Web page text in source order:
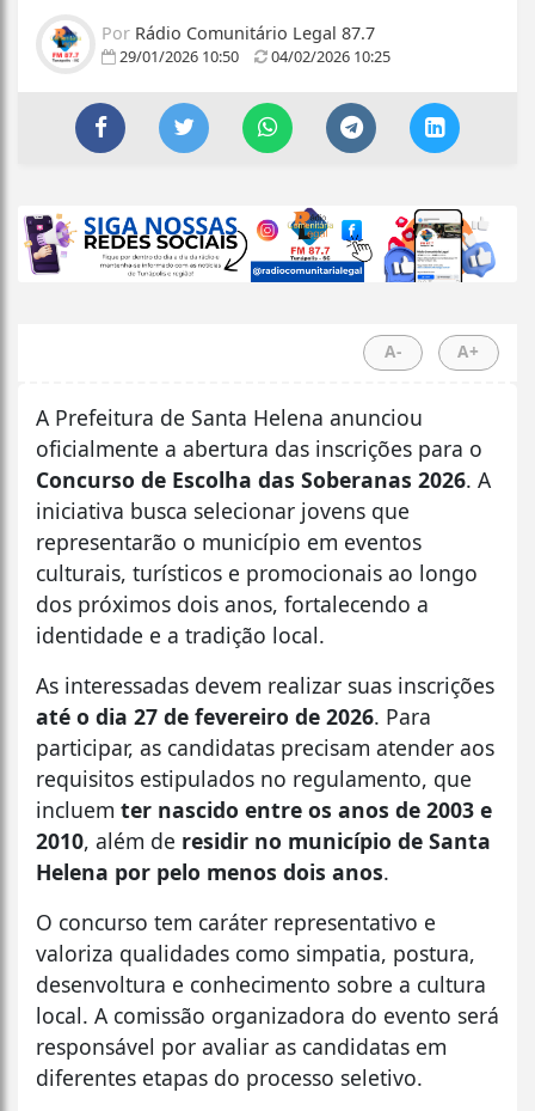
Por Rádio Comunitário Legal 87.7
29/01/2026 10:50 04/02/2026 10:25
A- A+
A Prefeitura de Santa Helena anunciou
oficialmente a abertura das inscrições para o
Concurso de Escolha das Soberanas 2026. A
iniciativa busca selecionar jovens que
representarão o município em eventos
culturais, turísticos e promocionais ao longo
dos próximos dois anos, fortalecendo a
identidade e a tradição local.
As interessadas devem realizar suas inscrições
até o dia 27 de fevereiro de 2026. Para
participar, as candidatas precisam atender aos
requisitos estipulados no regulamento, que
incluem ter nascido entre os anos de 2003 e
2010, além de residir no município de Santa
Helena por pelo menos dois anos.
O concurso tem caráter representativo e
valoriza qualidades como simpatia, postura,
desenvoltura e conhecimento sobre a cultura
local. A comissão organizadora do evento será
responsável por avaliar as candidatas em
diferentes etapas do processo seletivo.